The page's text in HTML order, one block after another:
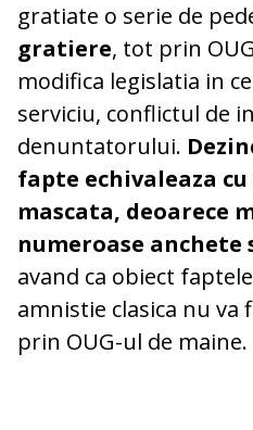
gratiate o serie de
gratiere, tot prin
modifica legislatia in
serviciu, conflictul de
denuntatorului.
fapte echivaleaza
mascata, deoarece
numeroase anchete
avand ca obiect
amnistie clasica nu va
prin OUG-ul de maine.